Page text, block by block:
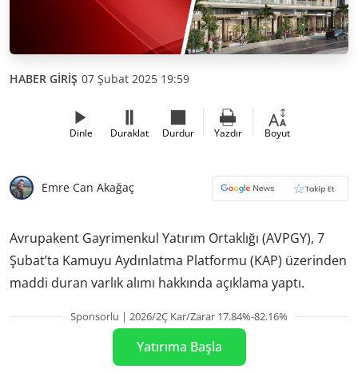
HABER GİRİŞ 07 Şubat 2025 19:59
Dinle Duraklat Durdur Yazdır Boyut
Emre Can Akağaç
Avrupakent Gayrimenkul Yatırım Ortaklığı (AVPGY), 7
Şubat’ta Kamuyu Aydınlatma Platformu (KAP) üzerinden
maddi duran varlık alımı hakkında açıklama yaptı.
Sponsorlu | 2026/2Ç Kar/Zarar 17.84%-82.16%
Yatırıma Başla